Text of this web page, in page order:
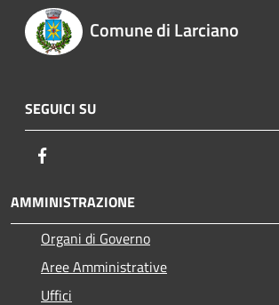
Comune di Larciano
SEGUICI SU
AMMINISTRAZIONE
Organi di Governo
Aree Amministrative
Uffici